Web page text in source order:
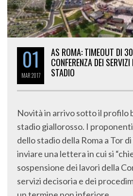
01
MAR2017
AS ROMA: TIMEOUT DI
CONFERENZA DEI
STADIO
Novità in arrivo sotto il profilo
stadio giallorosso. I
dello stadio della Roma a Tor
inviare una lettera in cui si
sospensione dei lavori della
servizi decisoria e dei